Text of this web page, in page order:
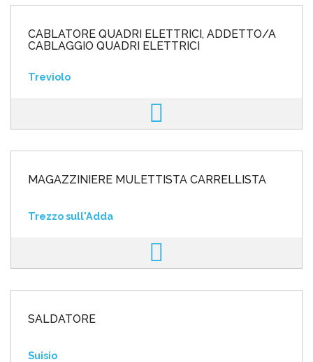
CABLATORE QUADRI ELETTRICI, ADDETTO/A
CABLAGGIO QUADRI ELETTRICI
Treviolo
MAGAZZINIERE MULETTISTA CARRELLISTA
Trezzo sull'Adda
SALDATORE
Suisio